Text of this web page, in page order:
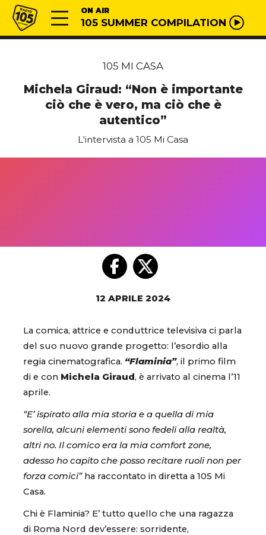
Vai al contenuto
Radio 105 ON AIR
105 SUMMER COMPILATION
105 MI CASA
Michela Giraud: “Non è importante
ciò che è vero, ma ciò che è
autentico”
L'intervista a 105 Mi Casa
12 APRILE 2024
La comica, attrice e conduttrice televisiva ci parla
del suo nuovo grande progetto: l’esordio alla
regia cinematografica. “Flaminia”, il primo film
di e con Michela Giraud, è arrivato al cinema l’11
aprile.
“E’ ispirato alla mia storia e a quella di mia
sorella, alcuni elementi sono fedeli alla realtà,
altri no. Il comico era la mia comfort zone,
adesso ho capito che posso recitare ruoli non per
forza comici”ha raccontato in diretta a 105 Mi
Casa.
Chi è Flaminia? E’ tutto quello che una ragazza
di Roma Nord dev’essere: sorridente,